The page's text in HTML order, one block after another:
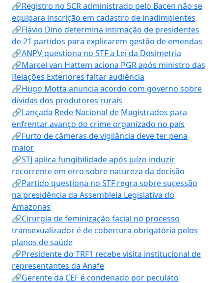
🔗Registro no SCR administrado pelo Bacen não se
equipara inscrição em cadastro de inadimplentes
🔗Flávio Dino determina intimação de presidentes
de 21 partidos para explicarem gestão de emendas
🔗ANPV questiona no STF a Lei da Dosimetria
🔗Marcel van Hattem aciona PGR após ministro das
Relações Exteriores faltar audiência
🔗Hugo Motta anuncia acordo com governo sobre
dívidas dos produtores rurais
🔗Lançada Rede Nacional de Magistrados para
enfrentar avanço do crime organizado no país
🔗Furto de câmeras de vigilância deve ter pena
maior
🔗STJ aplica fungibilidade após juízo induzir
recorrente em erro sobre natureza da decisão
🔗Partido questiona no STF regra sobre sucessão
na presidência da Assembleia Legislativa do
Amazonas
🔗Cirurgia de feminização facial no processo
transexualizador é de cobertura obrigatória pelos
planos de saúde
🔗Presidente do TRF1 recebe visita institucional de
representantes da Anafe
🔗Gerente da CEF é condenado por peculato